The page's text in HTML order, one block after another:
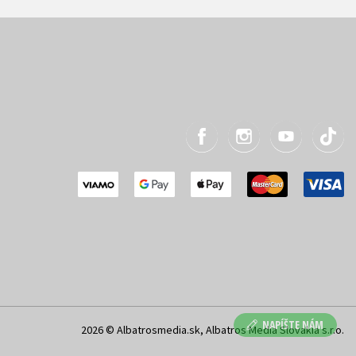
NAPÍŠTE NÁM
2026 © Albatrosmedia.sk, Albatros Media Slovakia s.r.o.